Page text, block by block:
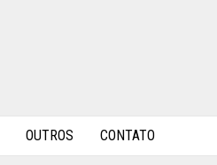
OUTROS CONTATO